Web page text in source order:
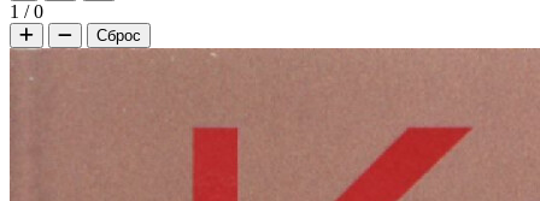
1 /0
Сброс